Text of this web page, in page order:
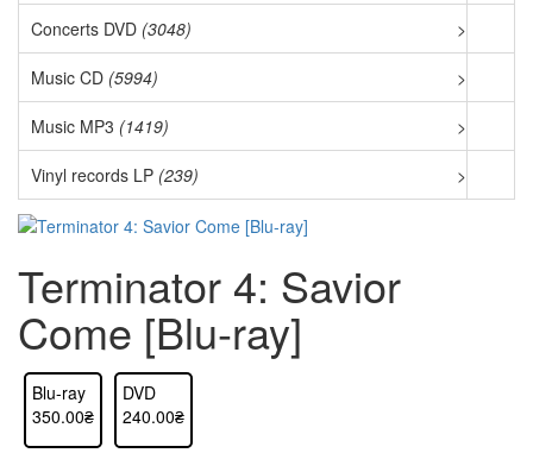
Concerts DVD (3048) >
Music CD (5994) >
Music MP3 (1419) >
Vinyl records LP (239) >
Terminator 4: Savior
Come [Blu-ray]
Blu-ray
350.00₴
DVD
240.00₴